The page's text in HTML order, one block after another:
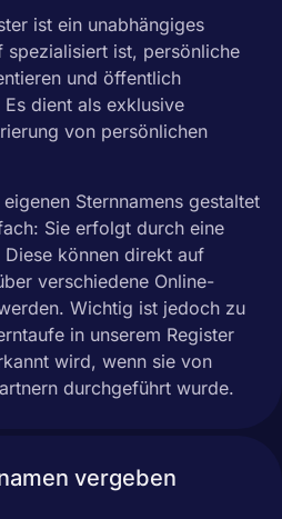
ist ein unabhängiges
spezialisiert ist, persönliche
und öffentlich
dient als exklusive
von persönlichen
Sternnamens gestaltet
Sie erfolgt durch eine
können direkt auf
verschiedene Online-
Wichtig ist jedoch zu
in unserem Register
wird, wenn sie von
durchgeführt wurde.
vergeben